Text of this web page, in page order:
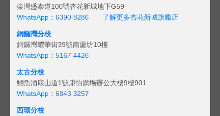
柴灣盛泰道100號杏花新城地下G59
WhatsApp：6390 8286
了解更多杏花新城旗艦店
銅鑼灣分校
銅鑼灣耀華街39號南慶坊10樓
WhatsApp：5167 4426
太古分校
鰂魚涌康山道1號康怡廣場辦公大樓9樓901
WhatsApp：6843 3257
西環分校